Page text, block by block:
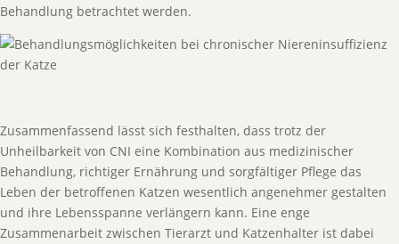
Behandlung betrachtet werden.
Zusammenfassend lässt sich festhalten, dass trotz der
Unheilbarkeit von CNI eine Kombination aus medizinischer
Behandlung, richtiger Ernährung und sorgfältiger Pflege das
Leben der betroffenen Katzen wesentlich angenehmer gestalten
und ihre Lebensspanne verlängern kann. Eine enge
Zusammenarbeit zwischen Tierarzt und Katzenhalter ist dabei